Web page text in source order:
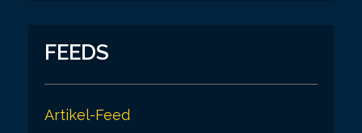
FEEDS
Artikel-Feed